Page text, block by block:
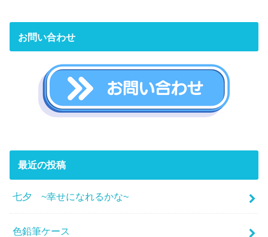
お問い合わせ
最近の投稿
七夕 ~幸せになれるかな~
色鉛筆ケース